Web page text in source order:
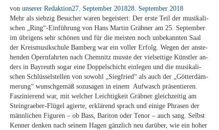
von unserer Redaktion27. September 201828. September 2018
Mehr als sieb­zig Be­su­cher wa­ren be­geis­tert: Der ers­te Teil der mu­si­ka­li­
schen „Ring“-Einführung von Hans Mar­tin Gräb­ner am 25. Sep­tem­ber
im üb­ri­gens sehr schö­nen und für die meis­ten noch un­be­kann­ten Saal
der Kreis­mu­sik­schu­le Bam­berg war ein vol­ler Er­folg. We­gen der an­ste­
hen­den Opern­fahr­ten nach Chem­nitz muss­te der viel­sei­ti­ge Künst­ler an­
ders in Bay­reuth so­gar eine Dop­pel­schicht ein­le­gen und die mu­si­ka­li­
schen Schlüs­sel­stel­len von so­wohl „Sieg­fried“ als auch der „Göt­ter­däm­
me­rung“ wunsch­ge­mäß so­zu­sa­gen in ei­nem Auf­wasch prä­sen­tie­ren.
Fas­zi­nie­rend war, mit wel­cher Leich­tig­keit Gräb­ner gleich­zei­tig am
Stein­grae­ber-Flü­gel agier­te, er­klä­rend sprach und ei­ni­ge Phra­sen der
männ­li­chen Fi­gu­ren – ob Bass, Ba­ri­ton oder Te­nor – auch sang. Selbst
Ken­ner den­ken nach sei­nem Ha­gen gänz­lich neu dar­über, wie ein ho­her